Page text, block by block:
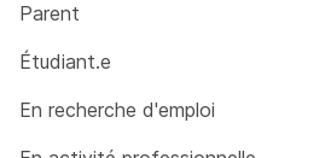
Parent
Étudiant.e
En recherche d'emploi